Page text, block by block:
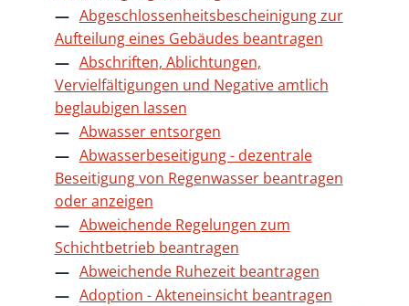
Abgeschlossenheitsbescheinigung zur
Aufteilung eines Gebäudes beantragen
Abschriften, Ablichtungen,
Vervielfältigungen und Negative amtlich
beglaubigen lassen
Abwasser entsorgen
Abwasserbeseitigung - dezentrale
Beseitigung von Regenwasser beantragen
oder anzeigen
Abweichende Regelungen zum
Schichtbetrieb beantragen
Abweichende Ruhezeit beantragen
Adoption - Akteneinsicht beantragen